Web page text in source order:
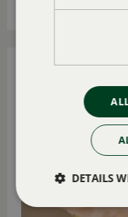
Lees meer...
MAAK DE TUIN
21 juli 2026
DETAILS